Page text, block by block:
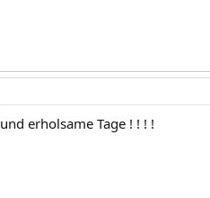
und erholsame Tage ! ! ! !